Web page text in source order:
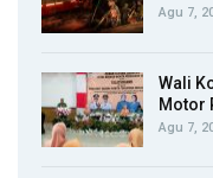
Agu 7,
Wali
Motor
Agu 7,